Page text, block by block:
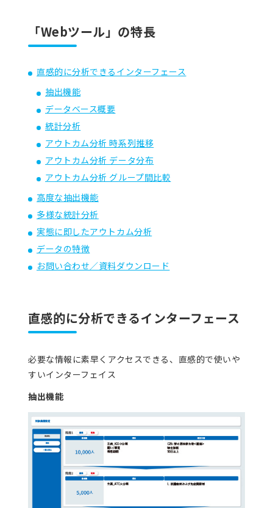
「Webツール」の特長
直感的に分析できるインターフェース
抽出機能
データベース概要
統計分析
アウトカム分析 時系列推移
アウトカム分析 データ分布
アウトカム分析 グループ間比較
高度な抽出機能
多様な統計分析
実態に即したアウトカム分析
データの特徴
お問い合わせ／資料ダウンロード
直感的に分析できるインターフェース
必要な情報に素早くアクセスできる、直感的で使いや
すいインターフェイス
抽出機能